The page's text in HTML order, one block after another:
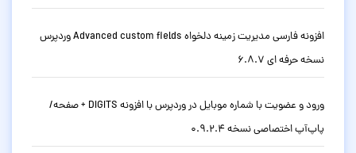
افزونه فارسی مدیریت زمینه دلخواه Advanced custom fields وردپرس
نسخه حرفه ای 6.8.7
ورود و عضویت با شماره موبایل در وردپرس با افزونه DIGITS + صفحه/
پاپ‌آپ اختصاصی نسخه 0.9.2.4